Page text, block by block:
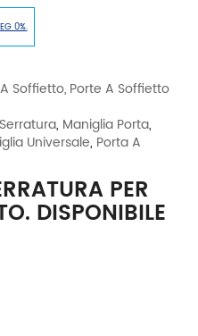
0%.
Soffietto, Porte A Soffietto
, Maniglia Porta,
Universale, Porta A
PER
DISPONIBILE